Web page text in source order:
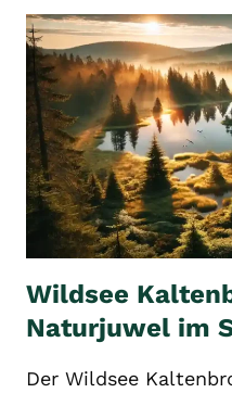
VOLLER
MYTHEN
Wildsee
Naturjuwel im
Der Wildsee